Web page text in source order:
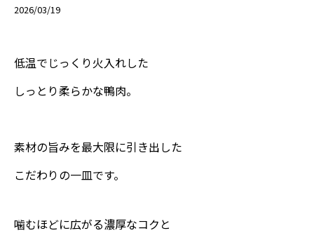
2026/03/19
低温でじっくり火入れした
しっとり柔らかな鴨肉。
素材の旨みを最大限に引き出した
こだわりの一皿です。
噛むほどに広がる濃厚なコクと